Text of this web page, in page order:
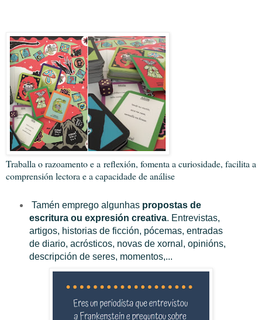
Traballa o razoamento e a reflexión, fomenta a curiosidade, facilita a
comprensión lectora e a capacidade de análise
Tamén emprego algunhas propostas de
escritura ou expresión creativa. Entrevistas,
artigos, historias de ficción, pócemas, entradas
de diario, acrósticos, novas de xornal, opinións,
descripción de seres, momentos,...